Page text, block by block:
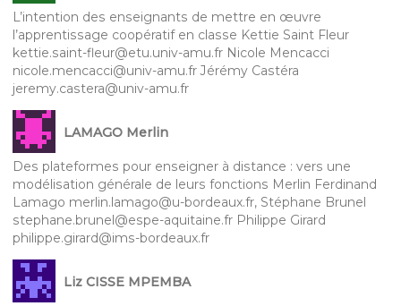
L’intention des enseignants de mettre en œuvre
l’apprentissage coopératif en classe Kettie Saint Fleur
kettie.saint-fleur@etu.univ-amu.fr Nicole Mencacci
nicole.mencacci@univ-amu.fr Jérémy Castéra
jeremy.castera@univ-amu.fr
LAMAGO Merlin
Des plateformes pour enseigner à distance : vers une
modélisation générale de leurs fonctions Merlin Ferdinand
Lamago merlin.lamago@u-bordeaux.fr, Stéphane Brunel
stephane.brunel@espe-aquitaine.fr Philippe Girard
philippe.girard@ims-bordeaux.fr
Liz CISSE MPEMBA